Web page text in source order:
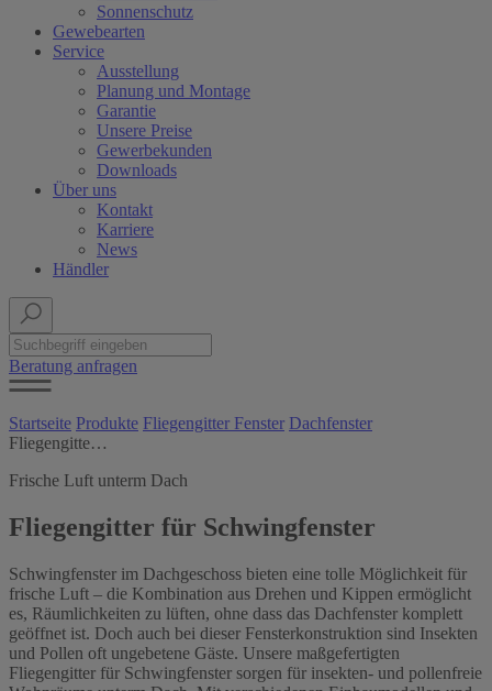
Sonnenschutz
Gewebearten
Service
Ausstellung
Planung und Montage
Garantie
Unsere Preise
Gewerbekunden
Downloads
Über uns
Kontakt
Karriere
News
Händler
Beratung anfragen
Startseite Produkte Fliegengitter Fenster Dachfenster
Fliegengitter Schwingfenster
Frische Luft unterm Dach
Fliegengitter für Schwingfenster
Schwingfenster im Dachgeschoss bieten eine tolle Möglichkeit für
frische Luft – die Kombination aus Drehen und Kippen ermöglicht
es, Räumlichkeiten zu lüften, ohne dass das Dachfenster komplett
geöffnet ist. Doch auch bei dieser Fensterkonstruktion sind Insekten
und Pollen oft ungebetene Gäste. Unsere maßgefertigten
Fliegengitter für Schwingfenster sorgen für insekten- und pollenfreie